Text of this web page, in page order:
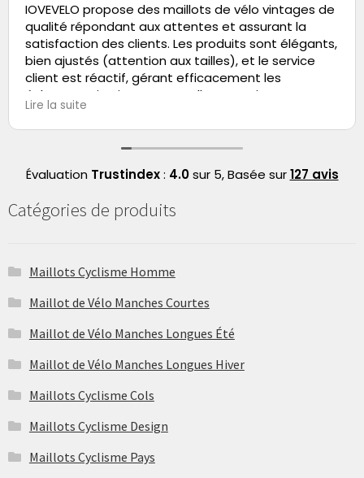
IOVEVELO propose des maillots de vélo vintages de
qualité répondant aux attentes et assurant la
satisfaction des clients. Les produits sont élégants,
bien ajustés (attention aux tailles), et le service
client est réactif, gérant efficacement les
échanges. Livraison ponctuelle et service
globalement professionnel.
Lire la suite
Évaluation Trustindex: 4.0sur 5, Basée sur127 avis
Catégories de produits
Maillots Cyclisme Homme
Maillot de Vélo Manches Courtes
Maillot de Vélo Manches Longues Été
Maillot de Vélo Manches Longues Hiver
Maillots Cyclisme Cols
Maillots Cyclisme Design
Maillots Cyclisme Pays